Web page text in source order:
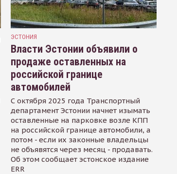
ЭСТОНИЯ
Власти Эстонии объявили о
продаже оставленных на
российской границе
автомобилей
С октября 2025 года Транспортный
департамент Эстонии начнет изымать
оставленные на парковке возле КПП
на российской границе автомобили, а
потом - если их законные владельцы
не объявятся через месяц - продавать.
Об этом сообщает эстонское издание
ERR